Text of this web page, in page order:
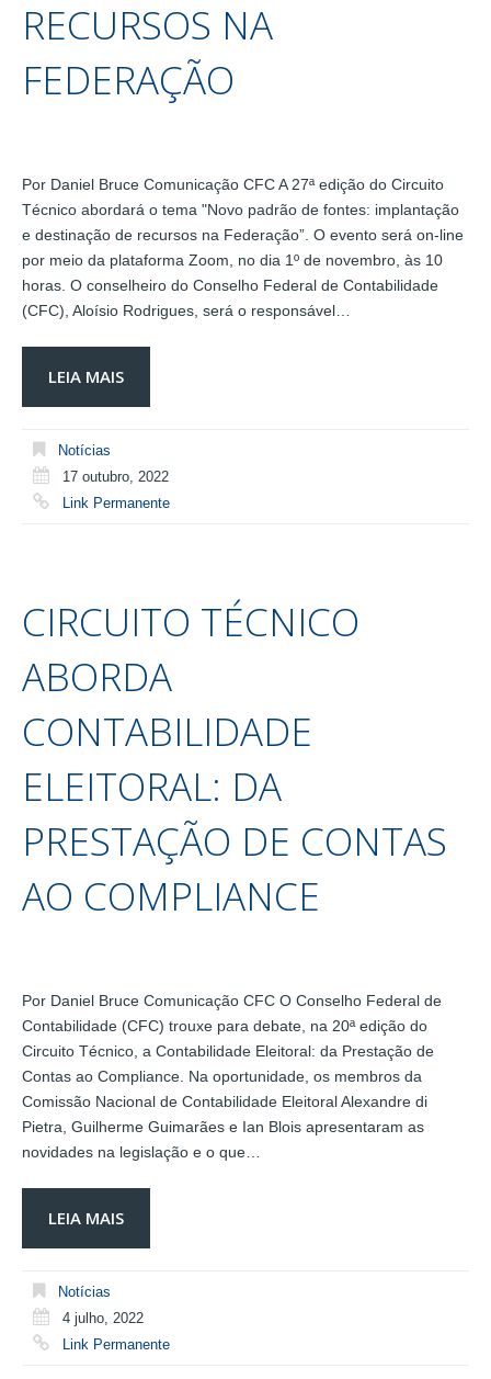
RECURSOS NA
FEDERAÇÃO
Por Daniel Bruce Comunicação CFC A 27ª edição do Circuito
Técnico abordará o tema "Novo padrão de fontes: implantação
e destinação de recursos na Federação”. O evento será on-line
por meio da plataforma Zoom, no dia 1º de novembro, às 10
horas. O conselheiro do Conselho Federal de Contabilidade
(CFC), Aloísio Rodrigues, será o responsável…
LEIA MAIS
Notícias
17 outubro, 2022
Link Permanente
CIRCUITO TÉCNICO
ABORDA
CONTABILIDADE
ELEITORAL: DA
PRESTAÇÃO DE CONTAS
AO COMPLIANCE
Por Daniel Bruce Comunicação CFC O Conselho Federal de
Contabilidade (CFC) trouxe para debate, na 20ª edição do
Circuito Técnico, a Contabilidade Eleitoral: da Prestação de
Contas ao Compliance. Na oportunidade, os membros da
Comissão Nacional de Contabilidade Eleitoral Alexandre di
Pietra, Guilherme Guimarães e Ian Blois apresentaram as
novidades na legislação e o que…
LEIA MAIS
Notícias
4 julho, 2022
Link Permanente